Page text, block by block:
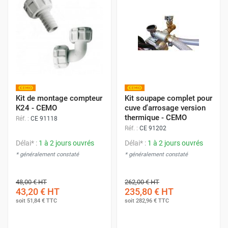
Kit de montage compteur
K24 - CEMO
Réf. : CE 91118
Délai* : 1 à 2 jours ouvrés
* généralement constaté
48,00 €HT
43,20 € HT
soit 51,84 € TTC
Kit soupape complet pour
cuve d'arrosage version
thermique - CEMO
Réf. : CE 91202
Délai* : 1 à 2 jours ouvrés
* généralement constaté
262,00 €HT
235,80 € HT
soit 282,96 € TTC